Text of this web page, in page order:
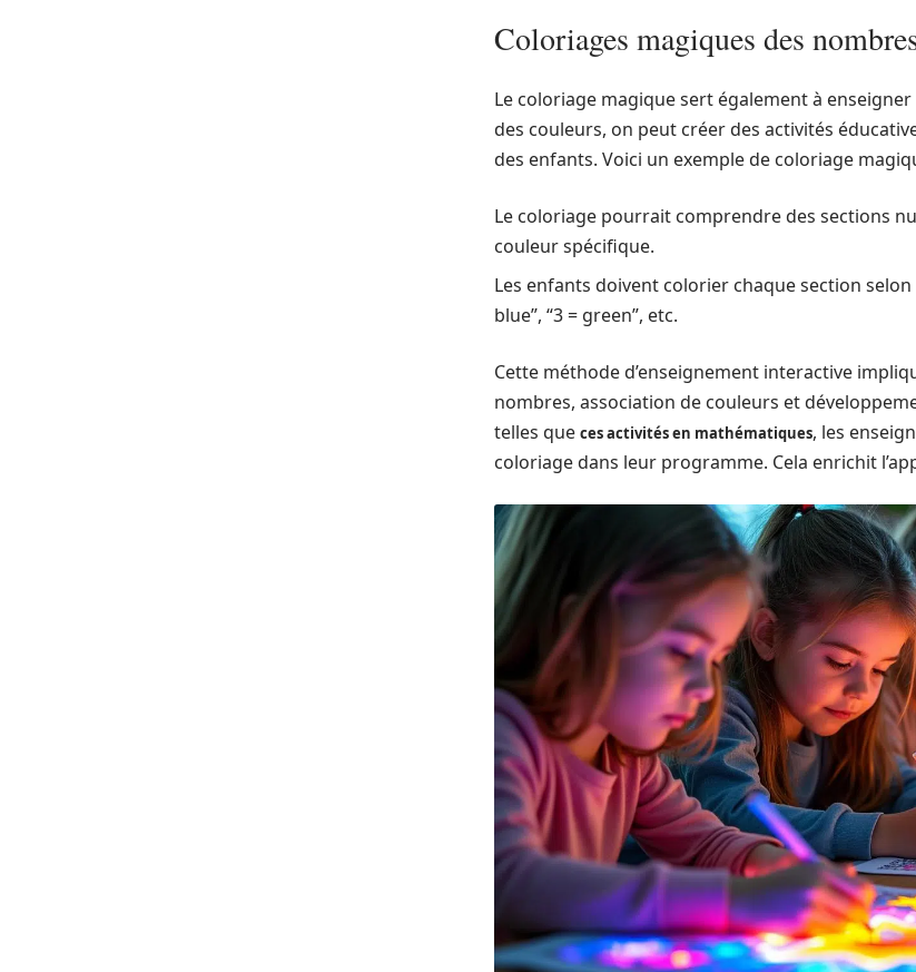
Coloriages magiques des
Le coloriage magique sert également à
des couleurs, on peut créer des activités
des enfants. Voici un exemple de coloriage
Le coloriage pourrait comprendre des sections
couleur spécifique.
Les enfants doivent colorier chaque section selon
blue”, “3 = green”, etc.
Cette méthode d’enseignement interactive
nombres, association de couleurs et
telles que ces activités en mathématiques, les
coloriage dans leur programme. Cela enrichit